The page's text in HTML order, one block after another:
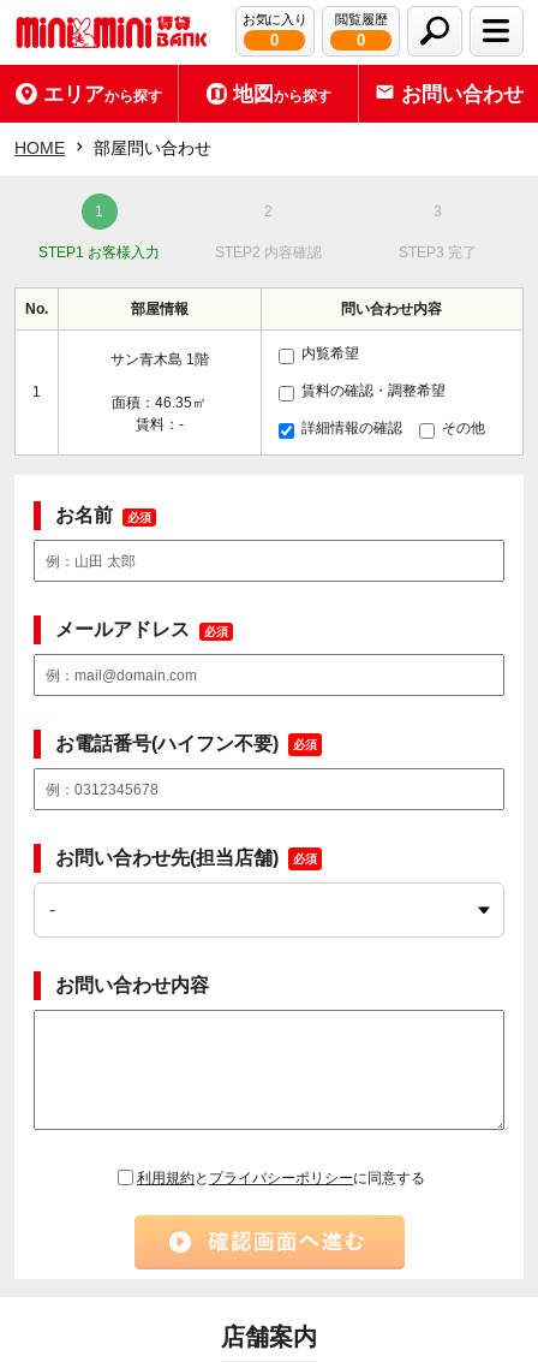
お気に入り
0
閲覧履歴
0
エリアから探す 地図から探す お問い合わせ
HOME 部屋問い合わせ
STEP1 お客様入力 STEP2 内容確認 STEP3 完了
No. 部屋情報 問い合わせ内容
1
サン青木島 1階
面積：46.35㎡
賃料：-
内覧希望
賃料の確認・調整希望
詳細情報の確認 その他
お名前 必須
メールアドレス 必須
お電話番号(ハイフン不要) 必須
お問い合わせ先(担当店舗) 必須
お問い合わせ内容
利用規約と プライバシーポリシーに同意する
店舗案内